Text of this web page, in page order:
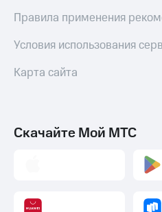
Правила применения
Условия использования
Карта сайта
Скачайте Мой МТС